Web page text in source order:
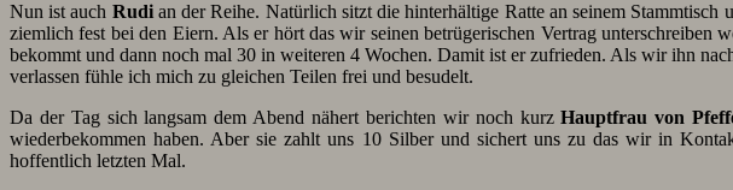
Nun ist auch Rudian der Reihe. Natürlich sitzt die hinterhältige Ratte an seinem
ziemlich fest bei den Eiern. Als er hört das wir seinen betrügerischen Vertrag
bekommt und dann noch mal 30 in weiteren 4 Wochen. Damit ist er zufrieden. Als wir ihn
verlassen fühle ich mich zu gleichen Teilen frei und besudelt.
Da der Tag sich langsam dem Abend nähert berichten wir noch kurzHauptfrau von
wiederbekommen haben. Aber sie zahlt uns 10 Silber und sichert uns zu das wir in
hoffentlich letzten Mal.